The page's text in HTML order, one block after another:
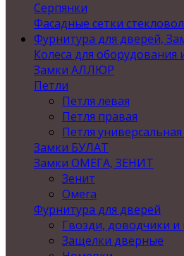
Серпянки
Фасадные сетки
Фурнитура для дверей,
Колеса для оборудования
Замки АЛЛЮР
Петли
Петля левая
Петля правая
Петля
Замки БУЛАТ
Замки ОМЕГА, ЗЕНИТ
Зенит
Омега
Фурнитура для дверей
Гвозди, доводчики и
Защелки дверные